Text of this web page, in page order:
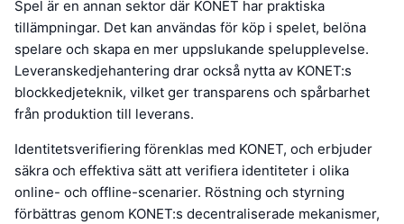
Spel är en annan sektor där KONET har praktiska
tillämpningar. Det kan användas för köp i spelet, belöna
spelare och skapa en mer uppslukande spelupplevelse.
Leveranskedjehantering drar också nytta av KONET:s
blockkedjeteknik, vilket ger transparens och spårbarhet
från produktion till leverans.
Identitetsverifiering förenklas med KONET, och erbjuder
säkra och effektiva sätt att verifiera identiteter i olika
online- och offline-scenarier. Röstning och styrning
förbättras genom KONET:s decentraliserade mekanismer,